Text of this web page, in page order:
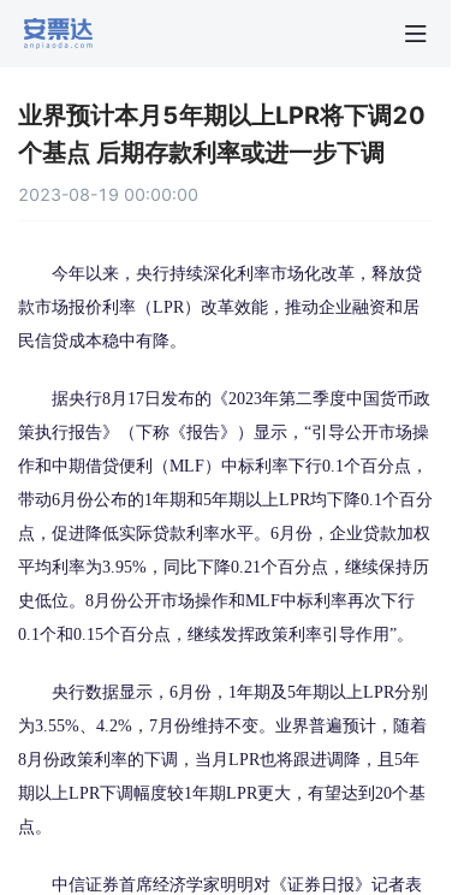
业界预计本月5年期以上LPR将下调20
个基点 后期存款利率或进一步下调
2023-08-19 00:00:00
今年以来，央行持续深化利率市场化改革，释放贷
款市场报价利率（LPR）改革效能，推动企业融资和居
民信贷成本稳中有降。
据央行8月17日发布的《2023年第二季度中国货币政
策执行报告》（下称《报告》）显示，“引导公开市场操
作和中期借贷便利（MLF）中标利率下行0.1个百分点，
带动6月份公布的1年期和5年期以上LPR均下降0.1个百分
点，促进降低实际贷款利率水平。6月份，企业贷款加权
平均利率为3.95%，同比下降0.21个百分点，继续保持历
史低位。8月份公开市场操作和MLF中标利率再次下行
0.1个和0.15个百分点，继续发挥政策利率引导作用”。
央行数据显示，6月份，1年期及5年期以上LPR分别
为3.55%、4.2%，7月份维持不变。业界普遍预计，随着
8月份政策利率的下调，当月LPR也将跟进调降，且5年
期以上LPR下调幅度较1年期LPR更大，有望达到20个基
点。
中信证券首席经济学家明明对《证券日报》记者表